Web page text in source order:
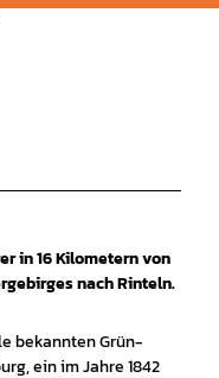
in 16 Kilometern von
nach Rinteln.
bekannten Grün-
ein im Jahre 1842